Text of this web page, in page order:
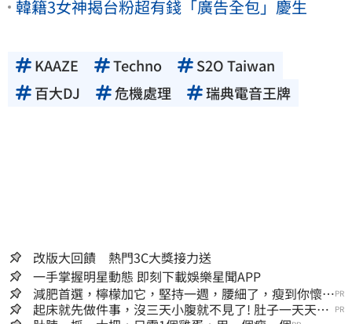
韓籍3女神揭台粉超有錢「廣告全包」慶生
KAAZE Techno
S2O Taiwan
百大DJ
危機處理 瑞典電音王牌
改版大回饋 熱門3C大獎接力送
一手掌握明星動態 即刻下載娛樂星聞APP
減肥首選，檸檬加它，堅持一週，腰細了，瘦到你懷疑
人生
PR
起床就先做件事，沒三天小腹就不見了! 肚子一天天變 PR